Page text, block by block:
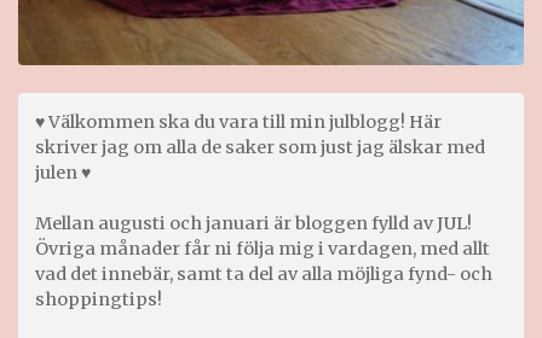
♥ Välkommen ska du vara till min julblogg! Här
skriver jag om alla de saker som just jag älskar med
julen ♥
Mellan augusti och januari är bloggen fylld av JUL!
Övriga månader får ni följa mig i vardagen, med allt
vad det innebär, samt ta del av alla möjliga fynd- och
shoppingtips!